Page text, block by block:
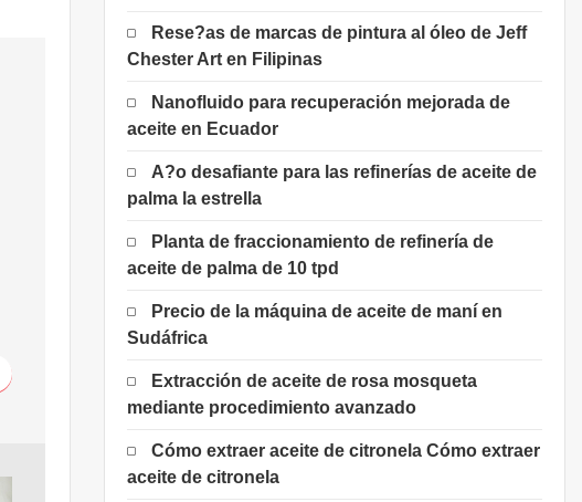
Rese?as de marcas de pintura al óleo de Jeff
Chester Art en Filipinas
Nanofluido para recuperación mejorada de
aceite en Ecuador
A?o desafiante para las refinerías de aceite de
palma la estrella
Planta de fraccionamiento de refinería de
aceite de palma de 10 tpd
Precio de la máquina de aceite de maní en
Sudáfrica
Extracción de aceite de rosa mosqueta
mediante procedimiento avanzado
Cómo extraer aceite de citronela Cómo extraer
aceite de citronela